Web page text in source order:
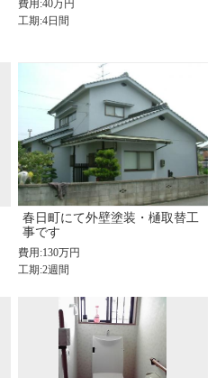
費用:40万円
工期:4日間
春日町にて外壁塗装・樋取替工
事です
費用:130万円
工期:2週間